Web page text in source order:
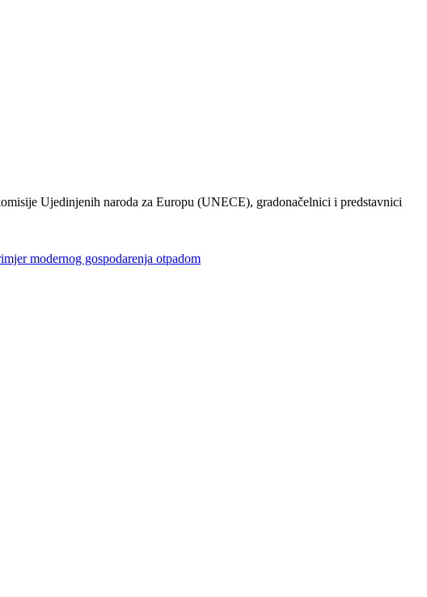
Ujedinjenih naroda za Europu (UNECE), gradonačelnici i predstavnici
modernog gospodarenja otpadom